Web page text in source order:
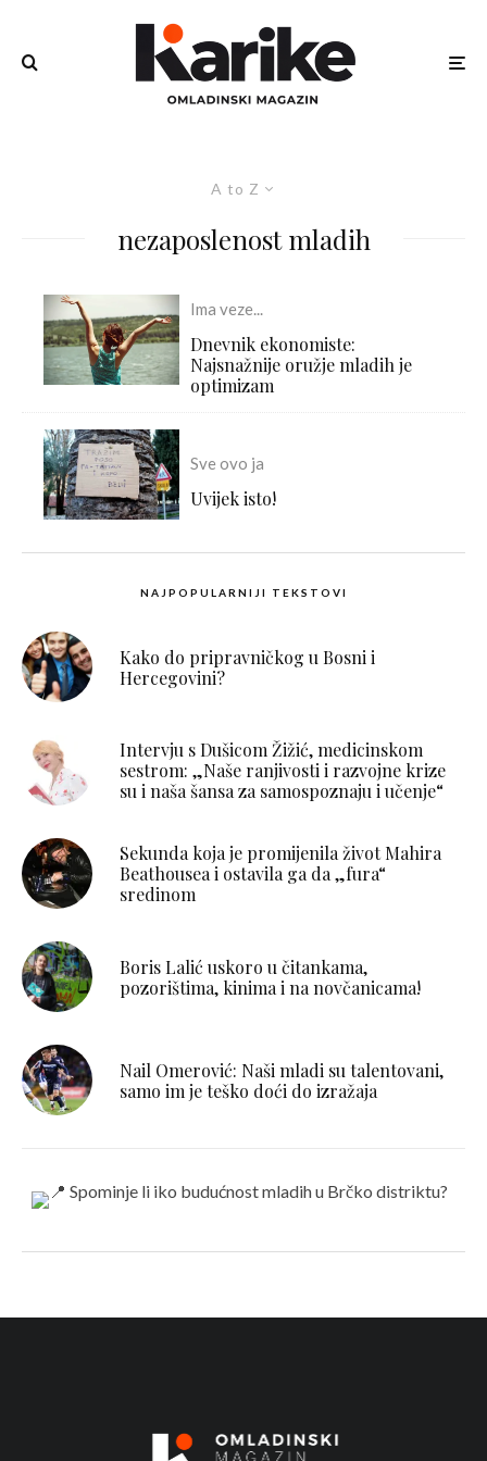
A to Z
nezaposlenost mladih
Ima veze...
Dnevnik ekonomiste:
Najsnažnije oružje mladih je
optimizam
Sve ovo ja
Uvijek isto!
NAJPOPULARNIJI TEKSTOVI
Kako do pripravničkog u Bosni i
Hercegovini?
Intervju s Dušicom Žižić, medicinskom
sestrom: „Naše ranjivosti i razvojne krize
su i naša šansa za samospoznaju i učenje“
Sekunda koja je promijenila život Mahira
Beathousea i ostavila ga da „fura“
sredinom
Boris Lalić uskoro u čitankama,
pozorištima, kinima i na novčanicama!
Nail Omerović: Naši mladi su talentovani,
samo im je teško doći do izražaja